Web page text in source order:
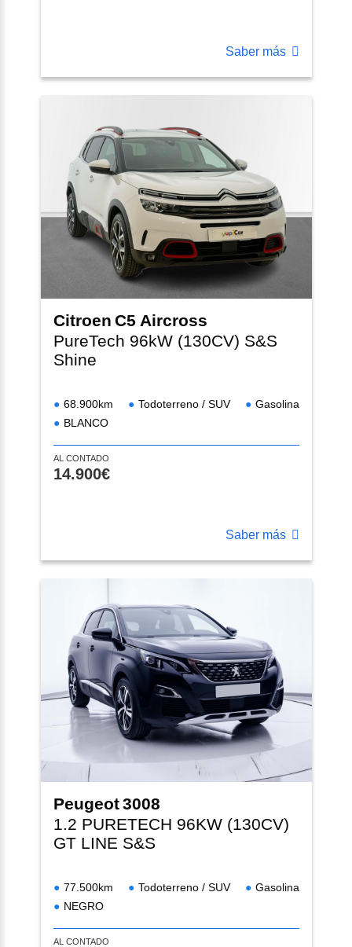
Saber más
Citroen C5 Aircross
PureTech 96kW (130CV) S&S
Shine
68.900km Todoterreno / SUV
Gasolina
BLANCO
AL CONTADO
14.900€
Saber más
Peugeot3008
1.2 PURETECH 96KW (130CV)
GT LINE S&S
77.500km Todoterreno / SUV
Gasolina
NEGRO
AL CONTADO